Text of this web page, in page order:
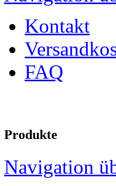
Kontakt
FAQ
Produkte
Navigation